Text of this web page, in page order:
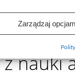
Zarządzaj
różne obszary
z chwilą
nauki